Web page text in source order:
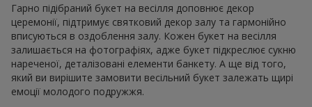
Гарно підібраний букет на весілля доповнює декор
церемонії, підтримує святковий декор залу та гармонійно
вписуються в оздоблення залу. Кожен букет на весілля
залишається на фотографіях, адже букет підкреслює сукню
нареченої, деталізовані елементи банкету. А ще від того,
який ви вирішите замовити весільний букет залежать щирі
емоції молодого подружжя.